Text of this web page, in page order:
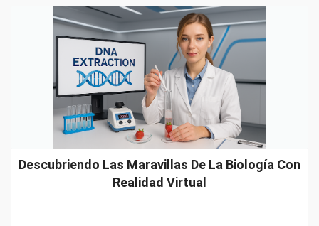
Descubriendo Las Maravillas De La Biología Con
Realidad Virtual